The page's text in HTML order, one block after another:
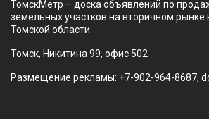
ТомскМетр – доска объявлений по
земельных участков на вторичном
Томской области.
Томск, Никитина 99, офис 502
Размещение рекламы: +7-902-964-8687,